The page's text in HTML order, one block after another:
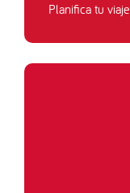
Planifica tu viaje